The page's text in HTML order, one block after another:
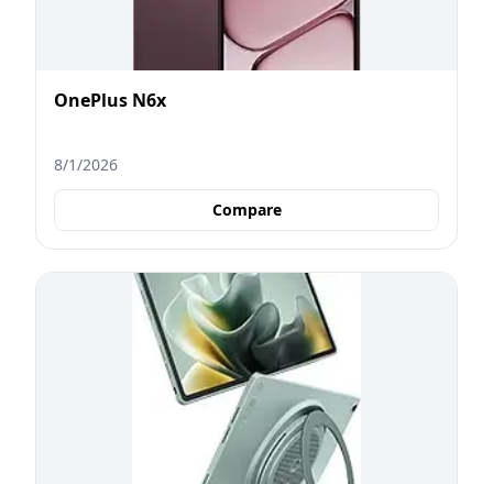
OnePlus N6x
8/1/2026
Compare